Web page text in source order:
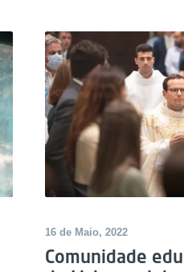
16 de Maio, 2022
Comunidade